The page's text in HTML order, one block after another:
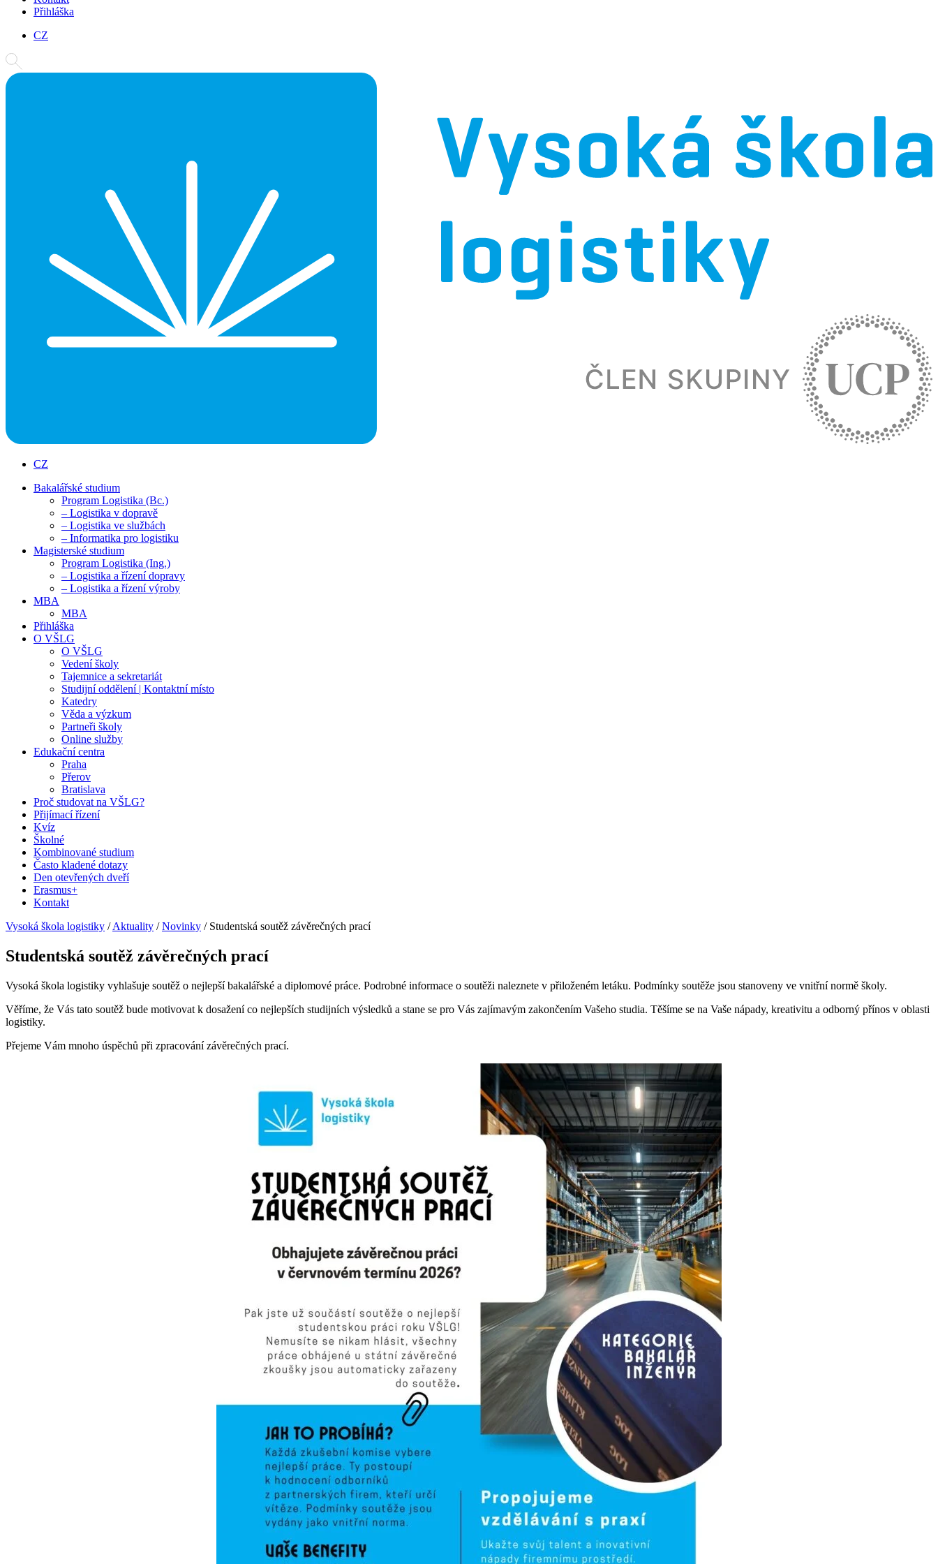
Přihláška
CZ
CZ
Bakalářské studium
Program Logistika (Bc.)
– Logistika v dopravě
– Logistika ve službách
– Informatika pro logistiku
Magisterské studium
Program Logistika (Ing.)
– Logistika a řízení dopravy
– Logistika a řízení výroby
MBA
MBA
Přihláška
O VŠLG
O VŠLG
Vedení školy
Tajemnice a sekretariát
Studijní oddělení | Kontaktní místo
Katedry
Věda a výzkum
Partneři školy
Online služby
Edukační centra
Praha
Přerov
Bratislava
Proč studovat na VŠLG?
Přijímací řízení
Kvíz
Školné
Kombinované studium
Často kladené dotazy
Den otevřených dveří
Erasmus+
Kontakt
Vysoká škola logistiky /Aktuality /Novinky / Studentská soutěž závěrečných prací
Studentská soutěž závěrečných prací
Vysoká škola logistiky vyhlašuje soutěž o nejlepší bakalářské a diplomové práce. Podrobné informace o soutěži naleznete v přiloženém letáku. Podmínky soutěže jsou stanoveny ve vnitřní normě školy.
Věříme, že Vás tato soutěž bude motivovat k dosažení co nejlepších studijních výsledků a stane se pro Vás zajímavým zakončením Vašeho studia. Těšíme se na Vaše nápady, kreativitu a odborný přínos v oblasti
logistiky.
Přejeme Vám mnoho úspěchů při zpracování závěrečných prací.